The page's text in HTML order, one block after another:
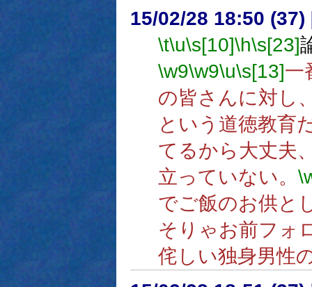
15/02/28 18:50 (37)
\t\u\s[10]\h\s[23]
\w9\w9\u\s[13]一
の皆さんに対し
という道徳教育
てるから大丈夫
立っていない。
でご飯のお供と
そりゃお前フォ
侘しい独身男性